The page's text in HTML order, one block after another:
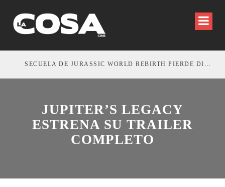
SECUELA DE JURASSIC WORLD REBIRTH PIERDE DIRECTOR
JUPITER’S LEGACY
ESTRENA SU TRAILER
COMPLETO